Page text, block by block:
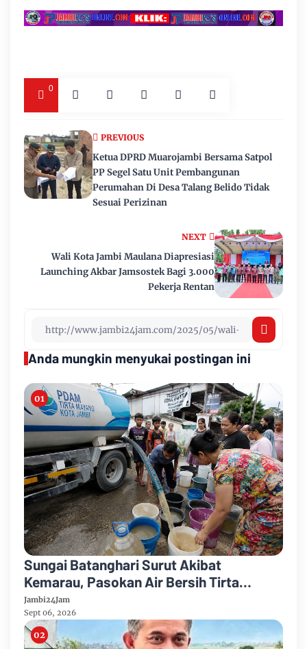
0
NEXT
Wali Kota Jambi Maulana Diapresiasi
Launching Akbar Jamsostek Bagi 3.000
Pekerja Rentan
PREVIOUS
Ketua DPRD Muarojambi Bersama Satpol
PP Segel Satu Unit Pembangunan
Perumahan Di Desa Talang Belido Tidak
Sesuai Perizinan
Anda mungkin menyukai postingan ini
Sungai Batanghari Surut Akibat
Kemarau, Pasokan Air Bersih Tirta
Mayang Jambi Keruh
Jambi24Jam
Sept 06, 2026